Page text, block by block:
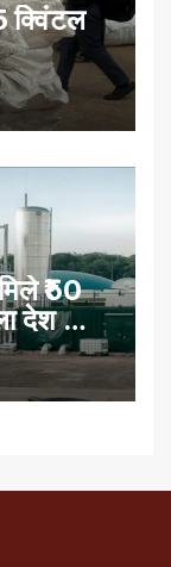
₹50
देश का